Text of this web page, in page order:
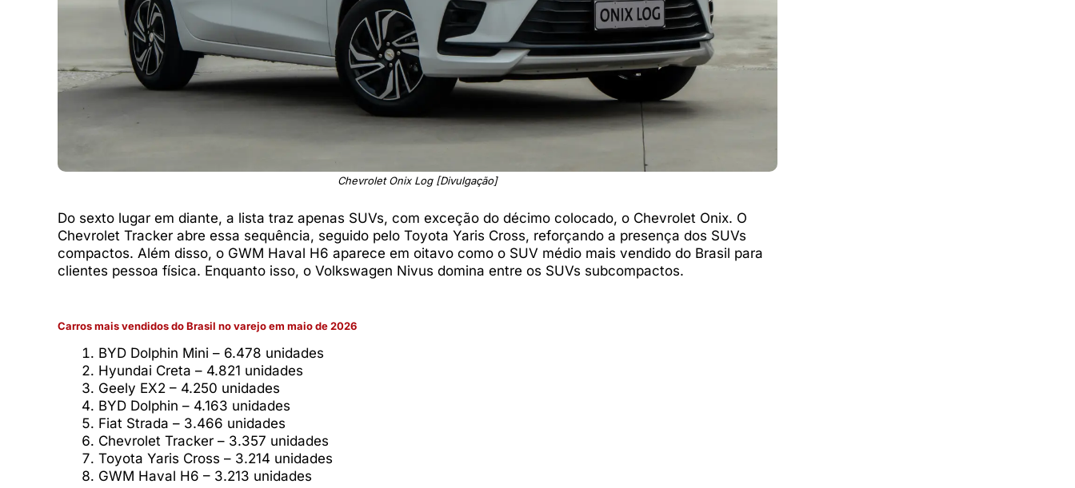
Chevrolet Onix Log [Divulgação]
Do sexto lugar em diante, a lista traz apenas SUVs, com exceção do décimo colocado, o Chevrolet Onix. O
Chevrolet Tracker abre essa sequência, seguido pelo Toyota Yaris Cross, reforçando a presença dos SUVs
compactos. Além disso, o GWM Haval H6 aparece em oitavo como o SUV médio mais vendido do Brasil para
clientes pessoa física. Enquanto isso, o Volkswagen Nivus domina entre os SUVs subcompactos.
Carros mais vendidos do Brasil no varejo em maio de 2026
BYD Dolphin Mini – 6.478 unidades
Hyundai Creta – 4.821 unidades
Geely EX2 – 4.250 unidades
BYD Dolphin – 4.163 unidades
Fiat Strada – 3.466 unidades
Chevrolet Tracker – 3.357 unidades
Toyota Yaris Cross – 3.214 unidades
GWM Haval H6 – 3.213 unidades